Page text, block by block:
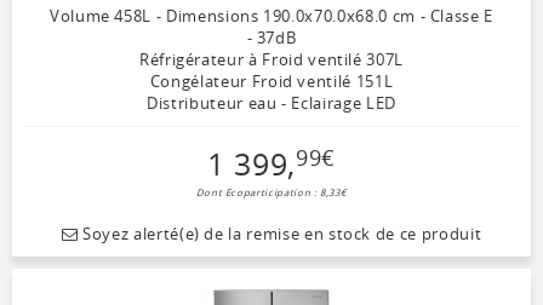
Volume 458L - Dimensions 190.0x70.0x68.0 cm - Classe E
- 37dB
Réfrigérateur à Froid ventilé 307L
Congélateur Froid ventilé 151L
Distributeur eau - Eclairage LED
1 399,99€
Dont Ecoparticipation : 8,33€
Soyez alerté(e) de la remise en stock de ce produit